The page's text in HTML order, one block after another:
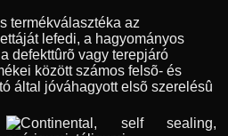
termékválasztéka az
lefedi, a hagyományos
defekttûrõ vagy terepjáró
között számos felsõ- és
által jóváhagyott elsõ szerelésû